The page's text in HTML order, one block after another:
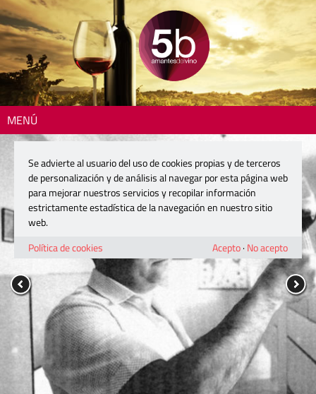
MENÚ
Se advierte al usuario del uso de cookies propias y de terceros
de personalización y de análisis al navegar por esta página web
para mejorar nuestros servicios y recopilar información
estrictamente estadística de la navegación en nuestro sitio
web.
Política de cookies
Acepto· No acepto